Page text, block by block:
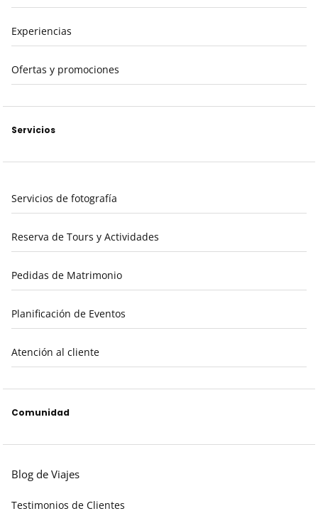
Experiencias
Ofertas y promociones
Servicios
Servicios de fotografía
Reserva de Tours y Actividades
Pedidas de Matrimonio
Planificación de Eventos
Atención al cliente
Comunidad
Blog de Viajes
Testimonios de Clientes